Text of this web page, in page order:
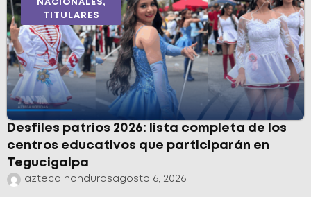
NACIONALES,
TITULARES
Desfiles patrios 2026: lista completa de los
centros educativos que participarán en
Tegucigalpa
azteca hondurasagosto 6, 2026